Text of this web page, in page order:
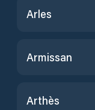
Arles
Armissan
Arthès